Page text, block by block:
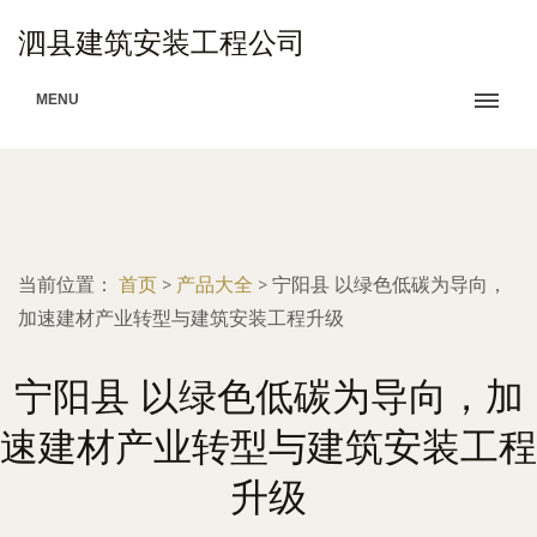
泗县建筑安装工程公司
MENU
当前位置： 首页 > 产品大全 > 宁阳县 以绿色低碳为导向，
加速建材产业转型与建筑安装工程升级
宁阳县 以绿色低碳为导向，加
速建材产业转型与建筑安装工程
升级